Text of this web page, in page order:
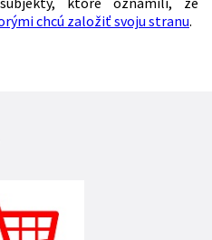
chcú založiť svoju stranu.